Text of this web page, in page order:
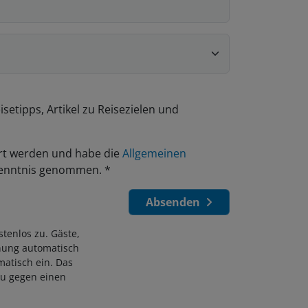
Artikel zu Reisezielen und
werden und habe die Allgemeinen
genommen. *
Absenden
zu. Gäste,
automatisch
ein. Das
gegen einen